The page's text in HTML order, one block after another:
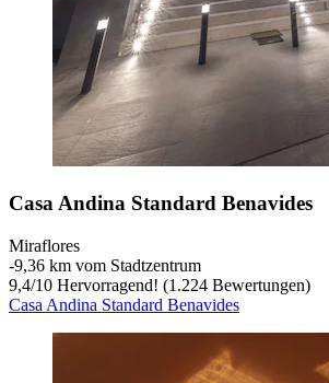
Casa Andina Standard Benavides
Miraflores
‐9,36 km vom Stadtzentrum
9,4/10 Hervorragend! (1.224 Bewertungen)
Casa Andina Standard Benavides